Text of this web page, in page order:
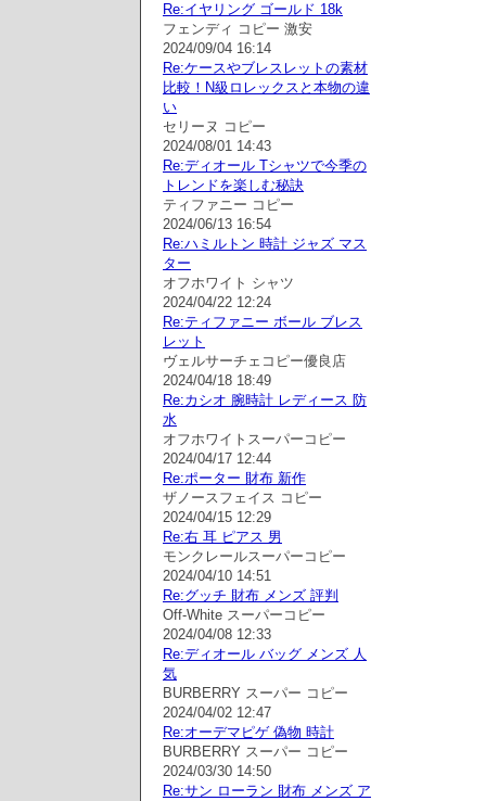
Re:イヤリング ゴールド 18k
フェンディ コピー 激安
2024/09/04 16:14
Re:ケースやブレスレットの素材
比較！N級ロレックスと本物の違
い
セリーヌ コピー
2024/08/01 14:43
Re:ディオール Tシャツで今季の
トレンドを楽しむ秘訣
ティファニー コピー
2024/06/13 16:54
Re:ハミルトン 時計 ジャズ マス
ター
オフホワイト シャツ
2024/04/22 12:24
Re:ティファニー ボール ブレス
レット
ヴェルサーチェコピー優良店
2024/04/18 18:49
Re:カシオ 腕時計 レディース 防
水
オフホワイトスーパーコピー
2024/04/17 12:44
Re:ポーター 財布 新作
ザノースフェイス コピー
2024/04/15 12:29
Re:右 耳 ピアス 男
モンクレールスーパーコピー
2024/04/10 14:51
Re:グッチ 財布 メンズ 評判
Off-White スーパーコピー
2024/04/08 12:33
Re:ディオール バッグ メンズ 人
気
BURBERRY スーパー コピー
2024/04/02 12:47
Re:オーデマピゲ 偽物 時計
BURBERRY スーパー コピー
2024/03/30 14:50
Re:サン ローラン 財布 メンズ ア